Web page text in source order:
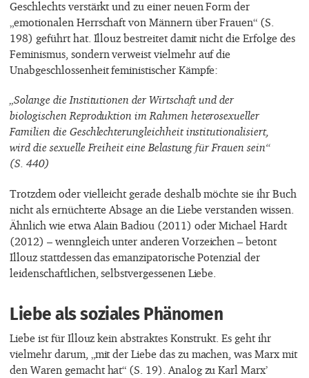
Geschlechts verstärkt und zu einer neuen Form der
„emotionalen Herrschaft von Männern über Frauen“ (S.
198) geführt hat. Illouz bestreitet damit nicht die Erfolge des
Feminismus, sondern verweist vielmehr auf die
Unabgeschlossenheit feministischer Kämpfe:
„Solange die Institutionen der Wirtschaft und der
biologischen Reproduktion im Rahmen heterosexueller
Familien die Geschlechterungleichheit institutionalisiert,
wird die sexuelle Freiheit eine Belastung für Frauen sein“
(S. 440)
Trotzdem oder vielleicht gerade deshalb möchte sie ihr Buch
nicht als ernüchterte Absage an die Liebe verstanden wissen.
Ähnlich wie etwa Alain Badiou (2011) oder Michael Hardt
(2012) – wenngleich unter anderen Vorzeichen – betont
Illouz stattdessen das emanzipatorische Potenzial der
leidenschaftlichen, selbstvergessenen Liebe.
Liebe als soziales Phänomen
Liebe ist für Illouz kein abstraktes Konstrukt. Es geht ihr
vielmehr darum, „mit der Liebe das zu machen, was Marx mit
den Waren gemacht hat“ (S. 19). Analog zu Karl Marx’